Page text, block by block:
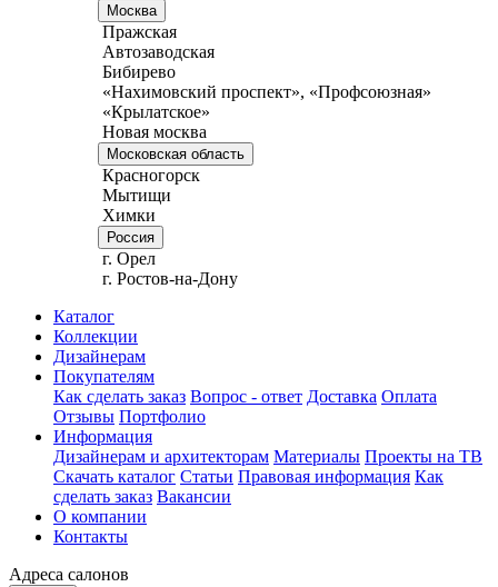
Москва
Пражская
Автозаводская
Бибирево
«Нахимовский проспект», «Профсоюзная»
«Крылатское»
Новая москва
Московская область
Красногорск
Мытищи
Химки
Россия
г. Орел
г. Ростов-на-Дону
Каталог
Коллекции
Дизайнерам
Покупателям
Как сделать заказ Вопрос - ответ Доставка Оплата
Отзывы Портфолио
Информация
Дизайнерам и архитекторам Материалы Проекты на ТВ
Скачать каталог Статьи Правовая информация Как
сделать заказ Вакансии
О компании
Контакты
Адреса салонов